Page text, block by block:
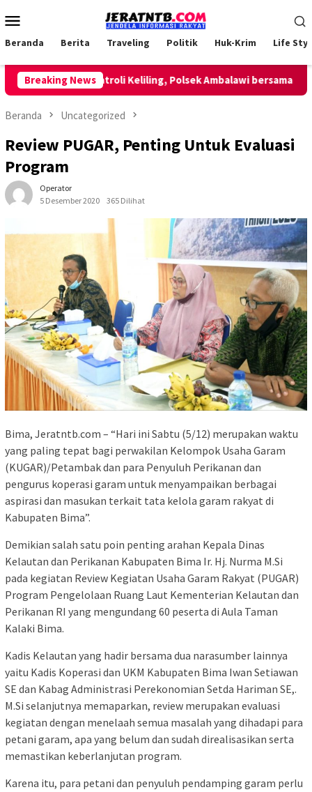
ke
Mobile
Beranda Berita Traveling Politik Huk-Krim Life
Breaking News
Lakukan Patroli Keliling, Polsek Ambalawi bersama TNI dan
Beranda Uncategorized
Review PUGAR, Penting Untuk Evaluasi
Program
Operator
5 Desember 2020
365 Dilihat
Bima, Jeratntb.com – “Hari ini Sabtu (5/12) merupakan waktu
yang paling tepat bagi perwakilan Kelompok Usaha Garam
(KUGAR)/Petambak dan para Penyuluh Perikanan dan
pengurus koperasi garam untuk menyampaikan berbagai
aspirasi dan masukan terkait tata kelola garam rakyat di
Kabupaten Bima”.
Demikian salah satu poin penting arahan Kepala Dinas
Kelautan dan Perikanan Kabupaten Bima Ir. Hj. Nurma M.Si
pada kegiatan Review Kegiatan Usaha Garam Rakyat (PUGAR)
Program Pengelolaan Ruang Laut Kementerian Kelautan dan
Perikanan RI yang mengundang 60 peserta di Aula Taman
Kalaki Bima.
Kadis Kelautan yang hadir bersama dua narasumber lainnya
yaitu Kadis Koperasi dan UKM Kabupaten Bima Iwan Setiawan
SE dan Kabag Administrasi Perekonomian Setda Hariman SE,.
M.Si selanjutnya memaparkan, review merupakan evaluasi
kegiatan dengan menelaah semua masalah yang dihadapi para
petani garam, apa yang belum dan sudah direalisasikan serta
memastikan keberlanjutan program.
Karena itu, para petani dan penyuluh pendamping garam perlu